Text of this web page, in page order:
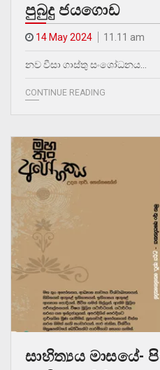
පුබුදු ජයගොඩ
14 May 2024 11.11 am
නව වීසා ගාස්තු සංශෝධනය…
CONTINUE READING
සාහිත්‍යය මාසයේ-